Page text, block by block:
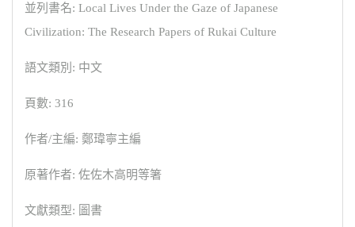
並列書名: Local Lives Under the Gaze of Japanese
Civilization: The Research Papers of Rukai Culture
語文類別: 中文
頁數: 316
作者/主編: 鄭瑋寧主編
原著作者: 佐佐木高明等箸
文獻類型: 圖書